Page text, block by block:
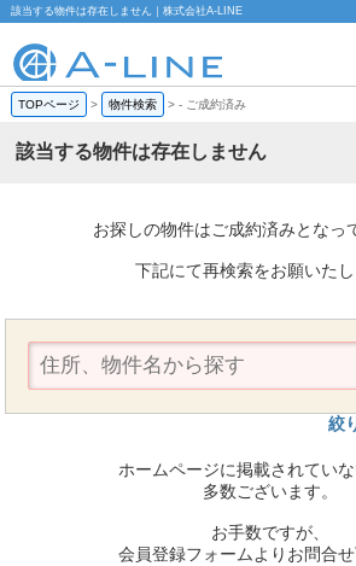
該当する物件は存在しません｜株式会社A-LINE
TOPページ > 物件検索 >- ご成約済み
該当する物件は存在しません
お探しの物件はご成約済みとなっ
下記にて再検索をお願いたし
絞
ホームページに掲載されてい
多数ございます。
お手数ですが、
会員登録フォームよりお問合せ